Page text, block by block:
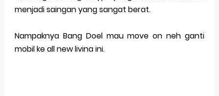
menjadi saingan yang sangat berat.
Nampaknya Bang Doel mau move on neh ganti
mobil ke all new livina ini.